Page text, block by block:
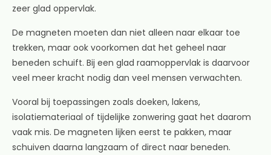
zeer glad oppervlak.
De magneten moeten dan niet alleen naar elkaar toe
trekken, maar ook voorkomen dat het geheel naar
beneden schuift. Bij een glad raamoppervlak is daarvoor
veel meer kracht nodig dan veel mensen verwachten.
Vooral bij toepassingen zoals doeken, lakens,
isolatiemateriaal of tijdelijke zonwering gaat het daarom
vaak mis. De magneten lijken eerst te pakken, maar
schuiven daarna langzaam of direct naar beneden.